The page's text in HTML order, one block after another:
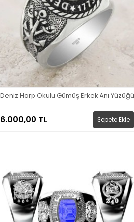
Deniz Harp Okulu Gümüş Erkek Anı Yüzüğü
6.000,00 TL Sepete Ekle